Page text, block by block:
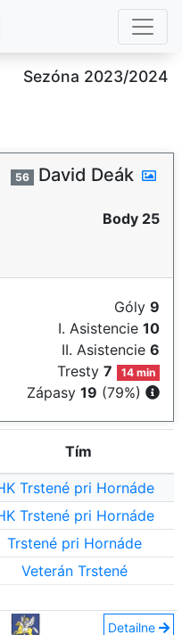
Sezóna 2023/2024
56 David Deák
Body 25
Góly 9
I. Asistencie 10
II. Asistencie 6
Tresty7 14 min
Zápasy 19 (79%)
Tím
Trstené pri Hornáde
Trstené pri Hornáde
Trstené pri Hornáde
Veterán Trstené
Detailne